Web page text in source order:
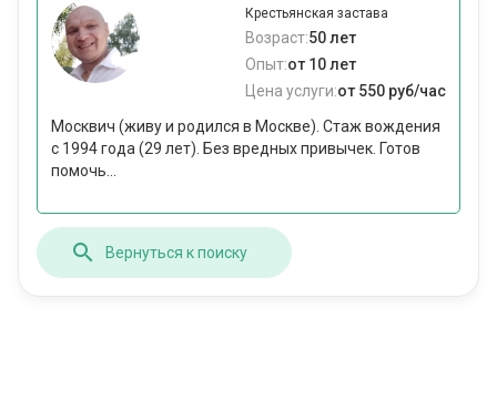
Крестьянская застава
Возраст:50 лет
Опыт:от 10 лет
Цена услуги:от 550 руб/час
Москвич (живу и родился в Москве). Стаж вождения
с 1994 года (29 лет). Без вредных привычек. Готов
помочь...
Вернуться к поиску